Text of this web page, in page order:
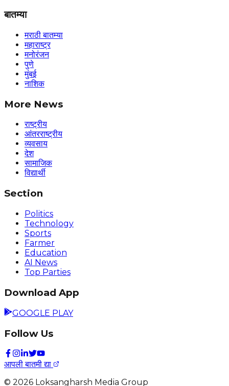
बातम्या
मराठी बातम्या
महाराष्ट्र
मनोरंजन
पुणे
मुंबई
नाशिक
More News
राष्ट्रीय
आंतरराष्ट्रीय
व्यवसाय
देश
सामाजिक
विद्यार्थी
Section
Politics
Technology
Sports
Farmer
Education
AI News
Top Parties
Download App
GOOGLE PLAY
Follow Us
आपली बातमी द्या
© 2026 Loksangharsh Media Group